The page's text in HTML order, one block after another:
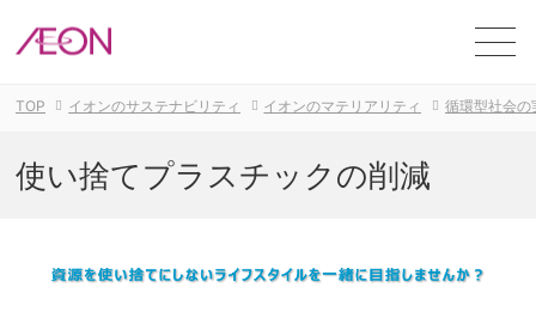
TOP イオンのサステナビリティ イオンのマテリアリティ 循環型社会の
使い捨てプラスチックの削減